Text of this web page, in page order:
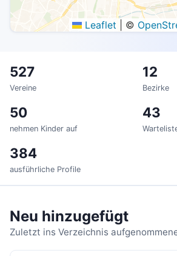
Leaflet ©
Offen Warteliste Voll Unbekannt
527
Vereine
12
Bezirke
50
nehmen Kinder auf
43
384
ausführliche Profile
Neu hinzugefügt
Zuletzt ins Verzeichnis